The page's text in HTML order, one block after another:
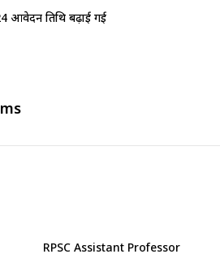
आवेदन तिथि बढ़ाई गई: अभी आवेदन करें
RPSC Assistant Professor